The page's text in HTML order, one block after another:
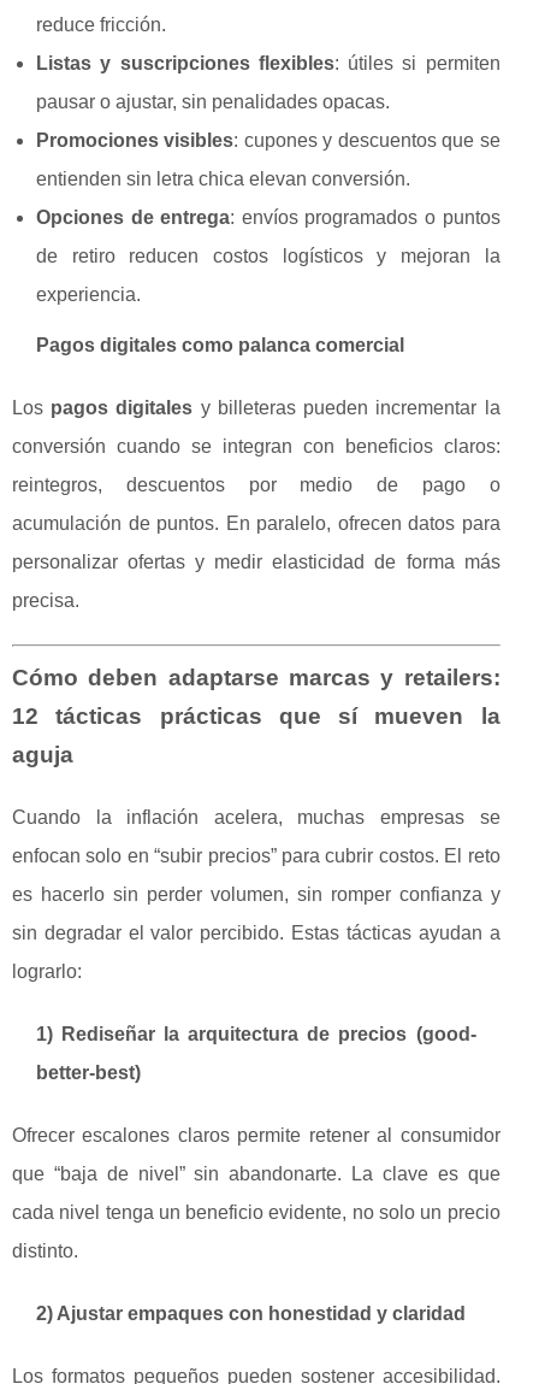
reduce fricción.
Listas y suscripciones flexibles: útiles si permiten
pausar o ajustar, sin penalidades opacas.
Promociones visibles: cupones y descuentos que se
entienden sin letra chica elevan conversión.
Opciones de entrega: envíos programados o puntos
de retiro reducen costos logísticos y mejoran la
experiencia.
Pagos digitales como palanca comercial
Los pagos digitales y billeteras pueden incrementar la
conversión cuando se integran con beneficios claros:
reintegros, descuentos por medio de pago o
acumulación de puntos. En paralelo, ofrecen datos para
personalizar ofertas y medir elasticidad de forma más
precisa.
Cómo deben adaptarse marcas y retailers:
12 tácticas prácticas que sí mueven la
aguja
Cuando la inflación acelera, muchas empresas se
enfocan solo en “subir precios” para cubrir costos. El reto
es hacerlo sin perder volumen, sin romper confianza y
sin degradar el valor percibido. Estas tácticas ayudan a
lograrlo:
1) Rediseñar la arquitectura de precios (good-
better-best)
Ofrecer escalones claros permite retener al consumidor
que “baja de nivel” sin abandonarte. La clave es que
cada nivel tenga un beneficio evidente, no solo un precio
distinto.
2) Ajustar empaques con honestidad y claridad
Los formatos pequeños pueden sostener accesibilidad.